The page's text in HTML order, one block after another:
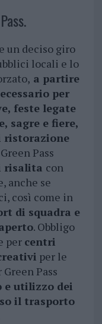
un deciso giro
locali e lo
a partire
per
feste legate
sagre e fiere,
ristorazione
Pass
risalita con
anche se
così come in
di squadra e
. Obbligo
per centri
per le
Pass
e utilizzo dei
il trasporto